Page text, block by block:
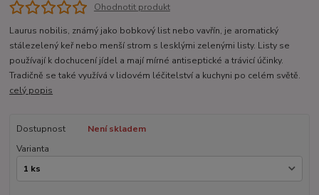
Ohodnotit produkt
Laurus nobilis, známý jako bobkový list nebo vavřín, je aromatický
stálezelený keř nebo menší strom s lesklými zelenými listy. Listy se
používají k dochucení jídel a mají mírné antiseptické a trávicí účinky.
Tradičně se také využívá v lidovém léčitelství a kuchyni po celém světě.
celý popis
Dostupnost
Není skladem
Varianta